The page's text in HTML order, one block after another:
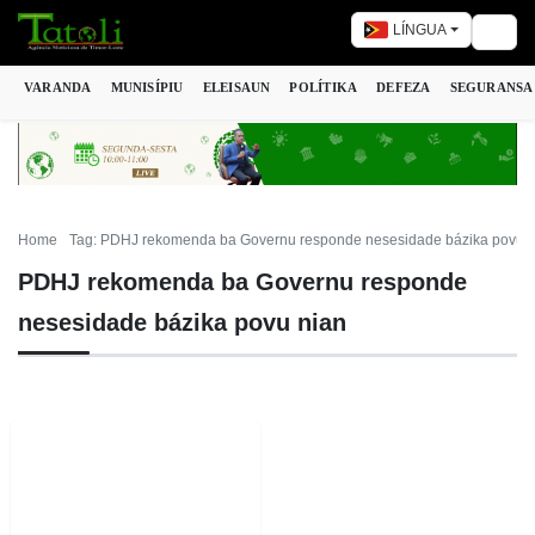
LÍNGUA
VARANDA MUNISÍPIU ELEISAUN POLÍTIKA DEFEZA SEGURANSA
Home Tag: PDHJ rekomenda ba Governu responde nesesidade bázika povu
PDHJ rekomenda ba Governu responde
nesesidade bázika povu nian